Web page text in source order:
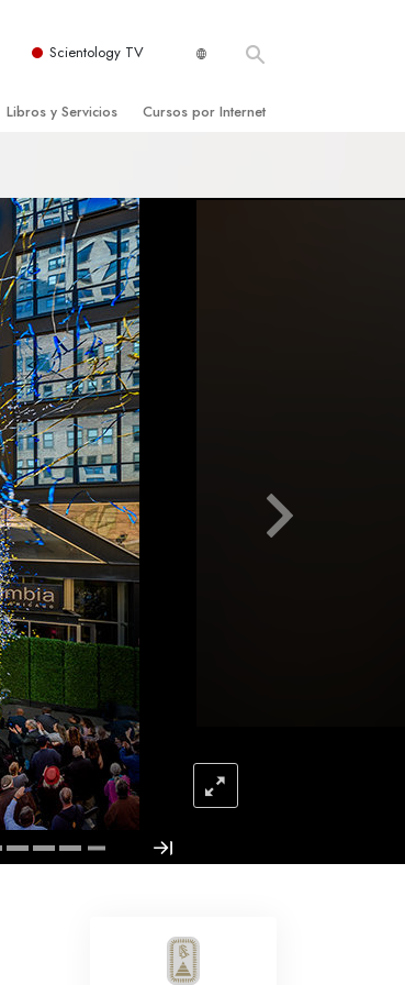
Scientology TV
Libros y Servicios Cursos por Internet
Las Dinámicas de la Existencia
Los Componentes de la Comprensión
Soluciones para un Entorno Peligroso
Ayudas para Enfermedades y Lesiones
La Integridad y la Honestidad
El Matrimonio
La Escala Tonal Emocional
Respuestas a las Drogas
Los Niños
Herramientas para el Entorno Laboral
La Ética y las
Condiciones
La Causa de la Supresión
Investigaciones
Los Fundamentos de la Organización
Los Fundamentos de las Relaciones
Públicas
La Tecnología de Estudio